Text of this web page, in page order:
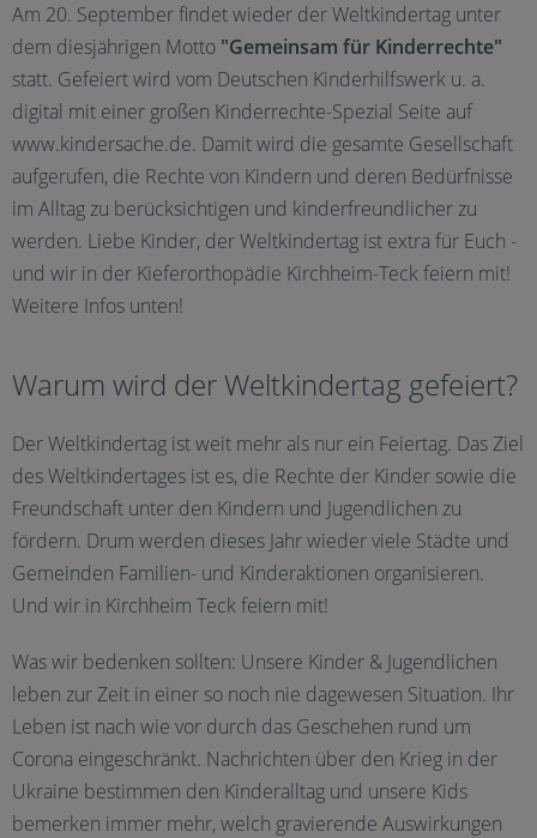
Am 20. September findet wieder der Weltkindertag unter
dem diesjährigen Motto "Gemeinsam für Kinderrechte"
statt. Gefeiert wird vom Deutschen Kinderhilfswerk u. a.
digital mit einer großen Kinderrechte-Spezial Seite auf
www.kindersache.de. Damit wird die gesamte Gesellschaft
aufgerufen, die Rechte von Kindern und deren Bedürfnisse
im Alltag zu berücksichtigen und kinderfreundlicher zu
werden. Liebe Kinder, der Weltkindertag ist extra für Euch -
und wir in der Kieferorthopädie Kirchheim-Teck feiern mit!
Weitere Infos unten!
Warum wird der Weltkindertag gefeiert?
Der Weltkindertag ist weit mehr als nur ein Feiertag. Das Ziel
des Weltkindertages ist es, die Rechte der Kinder sowie die
Freundschaft unter den Kindern und Jugendlichen zu
fördern. Drum werden dieses Jahr wieder viele Städte und
Gemeinden Familien- und Kinderaktionen organisieren.
Und wir in Kirchheim Teck feiern mit!
Was wir bedenken sollten: Unsere Kinder & Jugendlichen
leben zur Zeit in einer so noch nie dagewesen Situation. Ihr
Leben ist nach wie vor durch das Geschehen rund um
Corona eingeschränkt. Nachrichten über den Krieg in der
Ukraine bestimmen den Kinderalltag und unsere Kids
bemerken immer mehr, welch gravierende Auswirkungen